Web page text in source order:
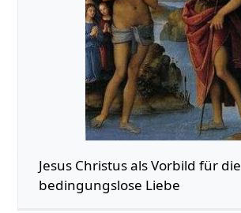
Jesus Christus als Vorbild für die
bedingungslose Liebe